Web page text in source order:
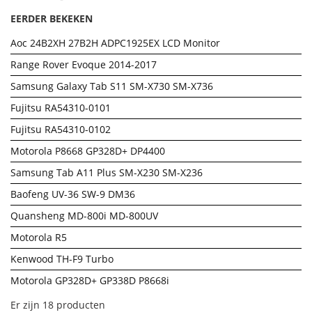
EERDER BEKEKEN
Aoc 24B2XH 27B2H ADPC1925EX LCD Monitor
Range Rover Evoque 2014-2017
Samsung Galaxy Tab S11 SM-X730 SM-X736
Fujitsu RA54310-0101
Fujitsu RA54310-0102
Motorola P8668 GP328D+ DP4400
Samsung Tab A11 Plus SM-X230 SM-X236
Baofeng UV-36 SW-9 DM36
Quansheng MD-800i MD-800UV
Motorola R5
Kenwood TH-F9 Turbo
Motorola GP328D+ GP338D P8668i
Er zijn 18 producten